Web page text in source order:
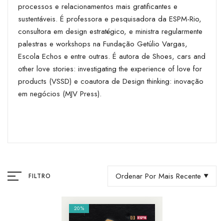
processos e relacionamentos mais gratificantes e
sustentáveis. É professora e pesquisadora da ESPM-Rio,
consultora em design estratégico, e ministra regularmente
palestras e workshops na Fundação Getúlio Vargas,
Escola Echos e entre outras. É autora de Shoes, cars and
other love stories: investigating the experience of love for
products (VSSD) e coautora de Design thinking: inovação
em negócios (MJV Press).
FILTRO Ordenar Por Mais Recente
20%